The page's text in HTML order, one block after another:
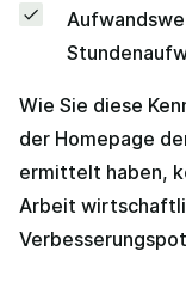
Wie Sie diese
der Homepage
ermittelt haben,
Arbeit